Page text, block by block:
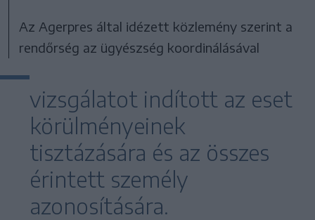
Az Agerpres által idézett közlemény szerint a
rendőrség az ügyészség koordinálásával
vizsgálatot indított az eset
körülményeinek
tisztázására és az összes
érintett személy
azonosítására.